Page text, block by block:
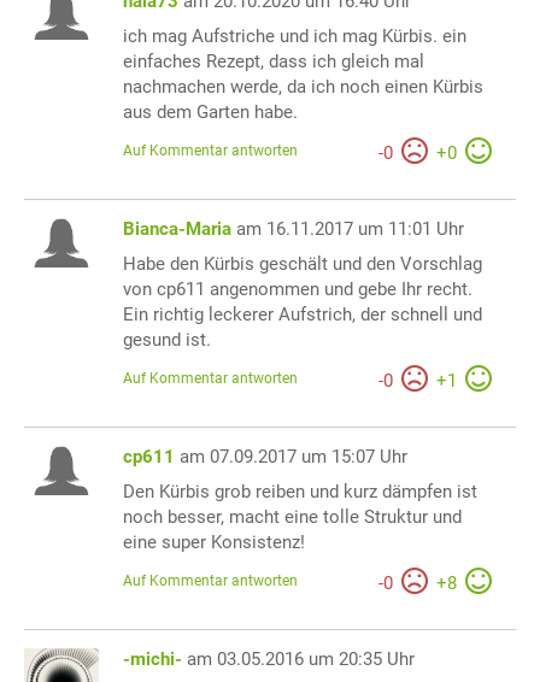
ich mag Aufstriche und ich mag Kürbis. ein
einfaches Rezept, dass ich gleich mal
nachmachen werde, da ich noch einen Kürbis
aus dem Garten habe.
-0 +0
Auf Kommentar antworten
Bianca-Maria am 16.11.2017 um 11:01 Uhr
Habe den Kürbis geschält und den Vorschlag
von cp611 angenommen und gebe Ihr recht.
Ein richtig leckerer Aufstrich, der schnell und
gesund ist.
-0 +1
Auf Kommentar antworten
cp611 am 07.09.2017 um 15:07 Uhr
Den Kürbis grob reiben und kurz dämpfen ist
noch besser, macht eine tolle Struktur und
eine super Konsistenz!
-0 +8
Auf Kommentar antworten
-michi- am 03.05.2016 um 20:35 Uhr